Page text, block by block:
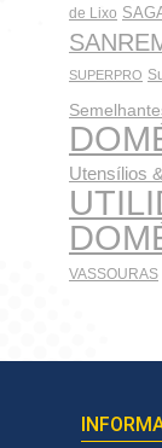
de Lixo
SUPERPRO
Utensílios
VASSOURAS